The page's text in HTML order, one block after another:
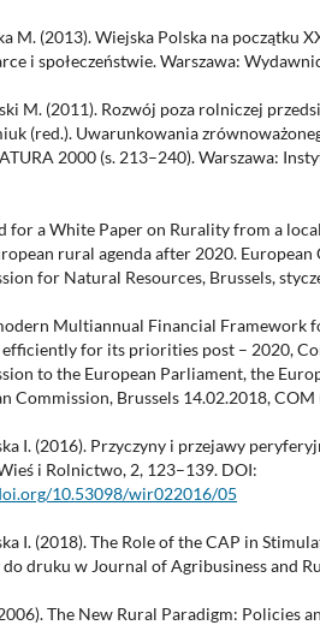
M. (2013). Wiejska Polska na początku
i społeczeństwie. Warszawa:
M. (2011). Rozwój poza rolniczej
(red.). Uwarunkowania
2000 (s. 213–240). Warszawa:
for a White Paper on Rurality from a
rural agenda after 2020.
for Natural Resources, Brussels,
Multiannual Financial Framework
for its priorities post – 2020,
to the European Parliament, the
Commission, Brussels 14.02.2018,
I. (2016). Przyczyny i przejawy
i Rolnictwo, 2, 123–139. DOI:
10.53098/wir022016/05
I. (2018). The Role of the CAP in
druku w Journal of Agribusiness and
The New Rural Paradigm: Policies